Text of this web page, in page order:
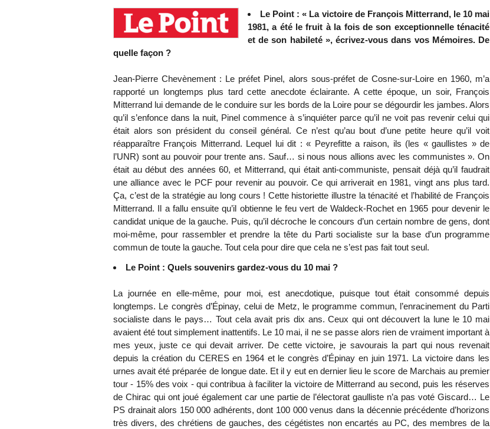
Le Point : « La victoire de François Mitterrand, le 10 mai
1981, a été le fruit à la fois de son exceptionnelle ténacité
et de son habileté », écrivez-vous dans vos Mémoires. De
quelle façon ?
Jean-Pierre Chevènement : Le préfet Pinel, alors sous-préfet de Cosne-sur-Loire en 1960, m’a
rapporté un longtemps plus tard cette anecdote éclairante. A cette époque, un soir, François
Mitterrand lui demande de le conduire sur les bords de la Loire pour se dégourdir les jambes. Alors
qu’il s’enfonce dans la nuit, Pinel commence à s’inquiéter parce qu’il ne voit pas revenir celui qui
était alors son président du conseil général. Ce n’est qu’au bout d’une petite heure qu’il voit
réapparaître François Mitterrand. Lequel lui dit : « Peyrefitte a raison, ils (les « gaullistes » de
l’UNR) sont au pouvoir pour trente ans. Sauf… si nous nous allions avec les communistes ». On
était au début des années 60, et Mitterrand, qui était anti-communiste, pensait déjà qu’il faudrait
une alliance avec le PCF pour revenir au pouvoir. Ce qui arriverait en 1981, vingt ans plus tard.
Ça, c’est de la stratégie au long cours ! Cette historiette illustre la ténacité et l’habilité de François
Mitterrand. Il a fallu ensuite qu’il obtienne le feu vert de Waldeck-Rochet en 1965 pour devenir le
candidat unique de la gauche. Puis, qu’il décroche le concours d’un certain nombre de gens, dont
moi-même, pour rassembler et prendre la tête du Parti socialiste sur la base d’un programme
commun de toute la gauche. Tout cela pour dire que cela ne s’est pas fait tout seul.
Le Point : Quels souvenirs gardez-vous du 10 mai ?
La journée en elle-même, pour moi, est anecdotique, puisque tout était consommé depuis
longtemps. Le congrès d’Épinay, celui de Metz, le programme commun, l’enracinement du Parti
socialiste dans le pays… Tout cela avait pris dix ans. Ceux qui ont découvert la lune le 10 mai
avaient été tout simplement inattentifs. Le 10 mai, il ne se passe alors rien de vraiment important à
mes yeux, juste ce qui devait arriver. De cette victoire, je savourais la part qui nous revenait
depuis la création du CERES en 1964 et le congrès d’Épinay en juin 1971. La victoire dans les
urnes avait été préparée de longue date. Et il y eut en dernier lieu le score de Marchais au premier
tour - 15% des voix - qui contribua à faciliter la victoire de Mitterrand au second, puis les réserves
de Chirac qui ont joué également car une partie de l’électorat gaulliste n’a pas voté Giscard… Le
PS drainait alors 150 000 adhérents, dont 100 000 venus dans la décennie précédente d’horizons
très divers, des chrétiens de gauches, des cégétistes non encartés au PC, des membres de la